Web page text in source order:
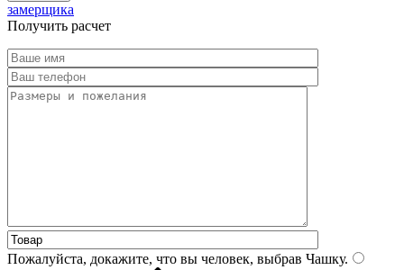
замерщика
Получить расчет
Пожалуйста, докажите, что вы человек, выбрав Чашку.